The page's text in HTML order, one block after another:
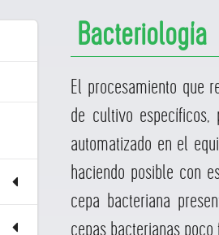
Bacteriología
El procesamiento que
de cultivo específicos,
automatizado en el
haciendo posible con
cepa bacteriana
cepas bacterianas